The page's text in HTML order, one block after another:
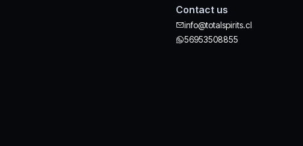
Contact us
info@totalspirits.cl
56953508855